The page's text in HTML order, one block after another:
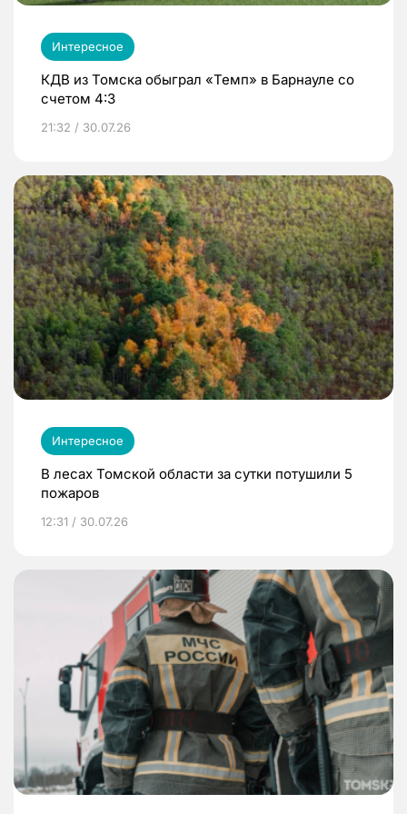
Интересное
КДВ из Томска обыграл «Темп» в Барнауле со
счетом 4:3
21:32 / 30.07.26
Интересное
В лесах Томской области за сутки потушили 5
пожаров
12:31 / 30.07.26